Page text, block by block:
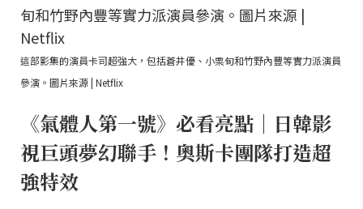
這部影集的演員卡司超強大，包括蒼井優、小栗旬和竹野內豐等實力派演員
參演。圖片來源 | Netflix
《氣體人第一號》必看亮點｜日韓影
視巨頭夢幻聯手！奧斯卡團隊打造超
強特效